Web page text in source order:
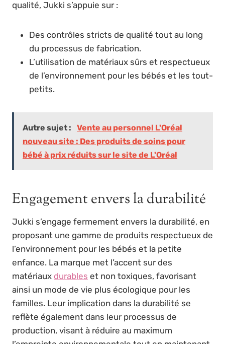
qualité, Jukki s’appuie sur :
Des contrôles stricts de qualité tout au long
du processus de fabrication.
L’utilisation de matériaux sûrs et respectueux
de l’environnement pour les bébés et les tout-
petits.
Autre sujet :
Vente au personnel L'Oréal
nouveau site : Des produits de soins pour
bébé à prix réduits sur le site de L'Oréal
Engagement envers la durabilité
Jukki s’engage fermement envers la durabilité, en
proposant une gamme de produits respectueux de
l’environnement pour les bébés et la petite
enfance. La marque met l’accent sur des
matériaux durables et non toxiques, favorisant
ainsi un mode de vie plus écologique pour les
familles. Leur implication dans la durabilité se
reflète également dans leur processus de
production, visant à réduire au maximum